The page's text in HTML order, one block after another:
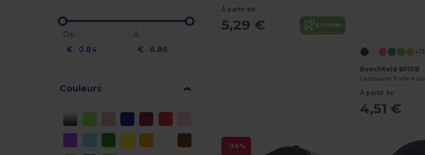
De
€
À
€
Couleurs
À partir de:
5,29 € Acheter
+13
Beechfield BF10B
À partir de:
4,51 €
-34%